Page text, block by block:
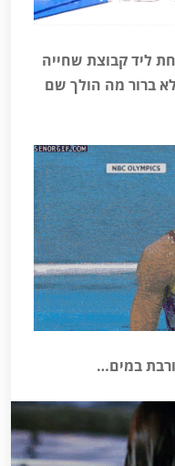
ליד קבוצת שחייה
ברור מה הולך שם